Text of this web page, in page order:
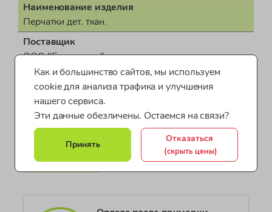
Наименование изделия
Перчатки дет. ткан.
Поставщик
ООО "Бонд стрит"
Пол
унисекс
Страна производства
КНР (Китайская Народная Республика)
Документ о соответствии
СЕАЭС RU С-CN.АЖ06.В.00705/23
Lassie Waterproof gloves, Jaza
Показать все характеристики
Аксессуары для детей
Обувь и аксессуары
Как и большинство сайтов, мы используем
cookie для анализа трафика и улучшения
нашего сервиса.
Эти данные обезличены. Остаемся на связи?
Принять
Отказаться
(скрыть цены)